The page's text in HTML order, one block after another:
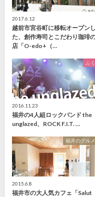
2017.6.12
越前市宮谷町に移転オープンし
た、創作寿司とこだわり珈琲
店「O-edo+（…
ふ
2016.11.23
福井の4人組ロックバンド the
unglazed、ROCK F.I.T. …
福井のグル
2015.6.8
福井市の大人気カフェ「Salut